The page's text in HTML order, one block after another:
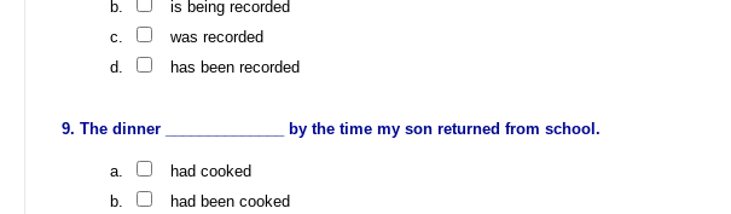
is being recorded
was recorded
has been recorded
The dinner ______________ by the time my son returned from school.
had cooked
had been cooked